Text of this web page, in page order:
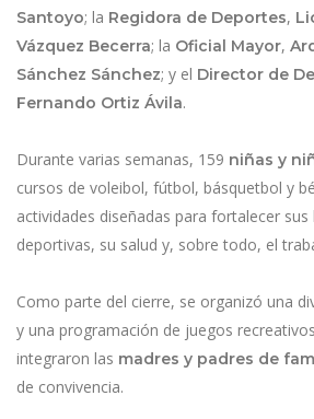
Santoyo; la Regidora de Deportes,
Vázquez Becerra; la Oficial Mayor,
Sánchez Sánchez; y el Director de
Fernando Ortiz Ávila.
Durante varias semanas, 159 niñas y
cursos de voleibol, fútbol, básquetbol y
actividades diseñadas para fortalecer sus
deportivas, su salud y, sobre todo, el
Como parte del cierre, se organizó una
y una programación de juegos
integraron las madres y padres de
de convivencia.